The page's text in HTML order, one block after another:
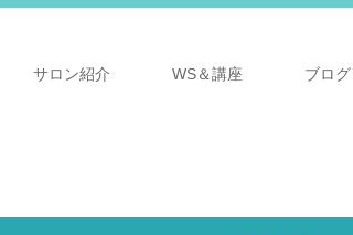
サロン紹介 WS＆講座 ブログ